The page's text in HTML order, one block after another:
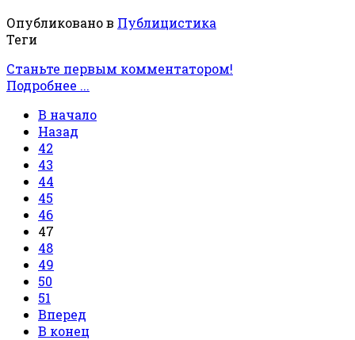
Опубликовано в Публицистика
Теги
Станьте первым комментатором!
Подробнее ...
В начало
Назад
42
43
44
45
46
47
48
49
50
51
Вперед
В конец